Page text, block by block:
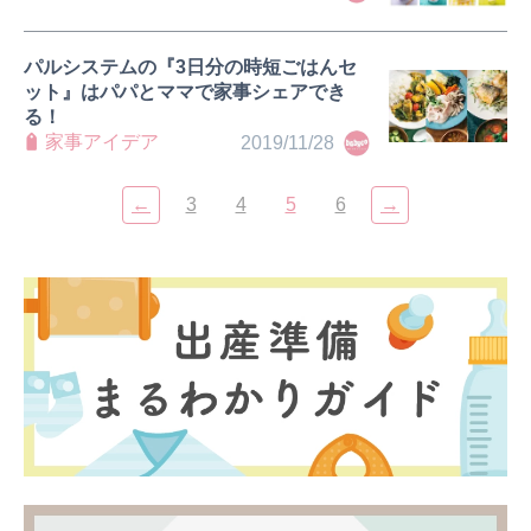
2019/11/28
パルシステムの『3日分の時短ごはんセ
ット』はパパとママで家事シェアでき
る！
家事アイデア
← 3 4 5 6 →